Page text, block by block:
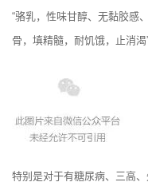
“骆乳，性味甘醇、无黏胶感
骨，填精髓，耐饥饿，止消渴”
特别是对于有糖尿病、三高